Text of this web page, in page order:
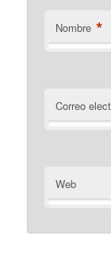
Nombre *
Correo
Web